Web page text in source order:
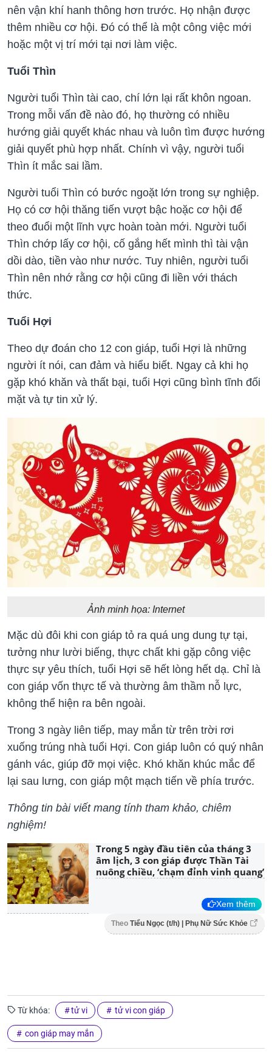
nên vận khí hanh thông hơn trước. Họ nhận được
thêm nhiều cơ hội. Đó có thể là một công việc mới
hoặc một vị trí mới tại nơi làm việc.
Tuổi Thìn
Người tuổi Thìn tài cao, chí lớn lại rất khôn ngoan.
Trong mỗi vấn đề nào đó, họ thường có nhiều
hướng giải quyết khác nhau và luôn tìm được hướng
giải quyết phù hợp nhất. Chính vì vậy, người tuổi
Thìn ít mắc sai lầm.
Người tuổi Thìn có bước ngoặt lớn trong sự nghiệp.
Họ có cơ hội thăng tiến vượt bậc hoặc cơ hội để
theo đuổi một lĩnh vực hoàn toàn mới. Người tuổi
Thìn chớp lấy cơ hội, cố gắng hết mình thì tài vận
dồi dào, tiền vào như nước. Tuy nhiên, người tuổi
Thìn nên nhớ rằng cơ hội cũng đi liền với thách
thức.
Tuổi Hợi
Theo dự đoán cho 12 con giáp, tuổi Hợi là những
người ít nói, can đảm và hiểu biết. Ngay cả khi họ
gặp khó khăn và thất bại, tuổi Hợi cũng bình tĩnh đối
mặt và tự tin xử lý.
Ảnh minh họa: Internet
Mặc dù đôi khi con giáp tỏ ra quá ung dung tự tại,
tưởng như lười biếng, thực chất khi gặp công việc
thực sự yêu thích, tuổi Hợi sẽ hết lòng hết dạ. Chỉ là
con giáp vốn thực tế và thường âm thầm nỗ lực,
không thể hiện ra bên ngoài.
Trong 3 ngày liên tiếp, may mắn từ trên trời rơi
xuống trúng nhà tuổi Hợi. Con giáp luôn có quý nhân
gánh vác, giúp đỡ mọi việc. Khó khăn khúc mắc để
lại sau lưng, con giáp một mạch tiến về phía trước.
Thông tin bài viết mang tính tham khảo, chiêm
nghiệm!
Trong 5 ngày đầu tiên của tháng 3
âm lịch, 3 con giáp được Thần Tài
nuông chiều, ‘chạm đỉnh vinh quang’
Xem thêm
Theo Tiểu Ngọc (t/h) | Phụ Nữ Sức Khỏe
Từ khóa: tử vi tử vi con giáp
con giáp may mắn